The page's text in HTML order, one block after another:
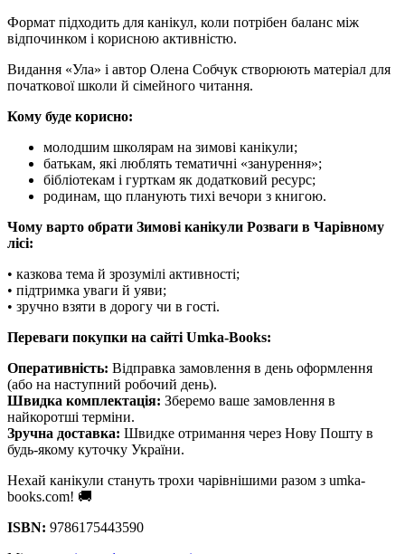
Формат підходить для канікул, коли потрібен баланс між
відпочинком і корисною активністю.
Видання «Ула» і автор Олена Собчук створюють матеріал для
початкової школи й сімейного читання.
Кому буде корисно:
молодшим школярам на зимові канікули;
батькам, які люблять тематичні «занурення»;
бібліотекам і гурткам як додатковий ресурс;
родинам, що планують тихі вечори з книгою.
Чому варто обрати Зимові канікули Розваги в Чарівному
лісі:
• казкова тема й зрозумілі активності;
• підтримка уваги й уяви;
• зручно взяти в дорогу чи в гості.
Переваги покупки на сайті Umka-Books:
Оперативність: Відправка замовлення в день оформлення
(або на наступний робочий день).
Швидка комплектація: Зберемо ваше замовлення в
найкоротші терміни.
Зручна доставка: Швидке отримання через Нову Пошту в
будь-якому куточку України.
Нехай канікули стануть трохи чарівнішими разом з umka-
books.com! 🚚
ISBN: 9786175443590